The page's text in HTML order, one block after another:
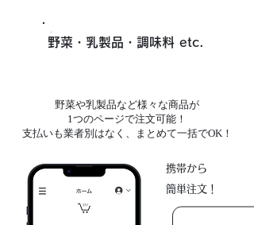
​野菜・乳製品・調味料 etc.​
野菜や乳製品など様々な商品が
1つのページで注文可能！
​支払いも業者別はなく、まとめて一括でOK！
携帯から
​簡単注文！